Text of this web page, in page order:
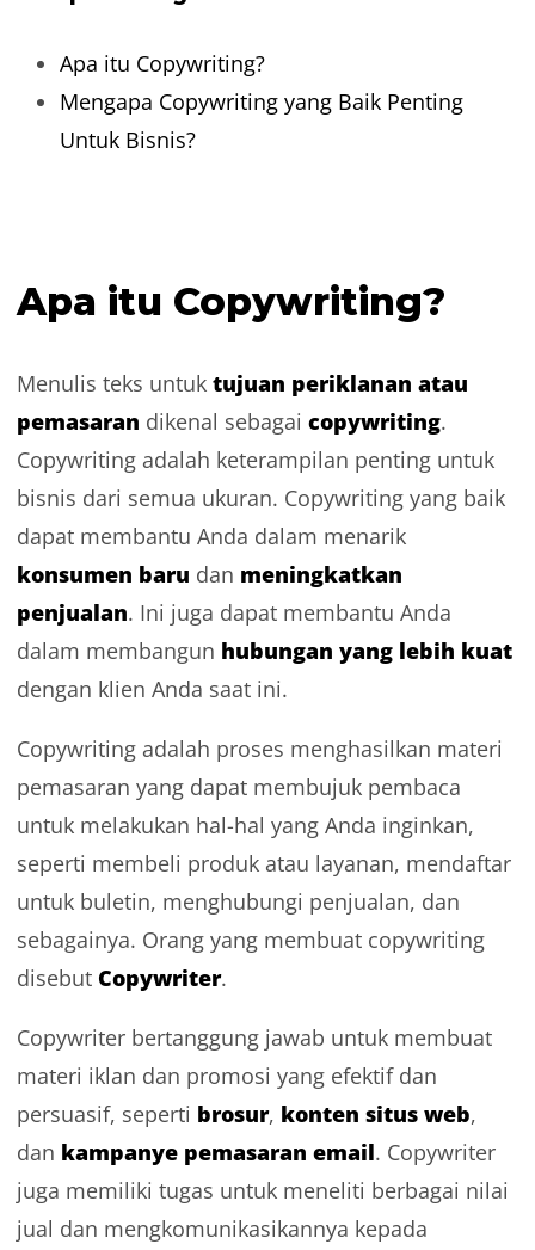
Apa itu Copywriting?
Mengapa Copywriting yang Baik Penting
Untuk Bisnis?
Apa itu Copywriting?
Menulis teks untuk tujuan periklanan atau
pemasaran dikenal sebagai copywriting.
Copywriting adalah keterampilan penting untuk
bisnis dari semua ukuran. Copywriting yang baik
dapat membantu Anda dalam menarik
konsumen baru dan meningkatkan
penjualan. Ini juga dapat membantu Anda
dalam membangun hubungan yang lebih kuat
dengan klien Anda saat ini.
Copywriting adalah proses menghasilkan materi
pemasaran yang dapat membujuk pembaca
untuk melakukan hal-hal yang Anda inginkan,
seperti membeli produk atau layanan, mendaftar
untuk buletin, menghubungi penjualan, dan
sebagainya. Orang yang membuat copywriting
disebut Copywriter.
Copywriter bertanggung jawab untuk membuat
materi iklan dan promosi yang efektif dan
persuasif, seperti brosur, konten situs web,
dan kampanye pemasaran email. Copywriter
juga memiliki tugas untuk meneliti berbagai nilai
jual dan mengkomunikasikannya kepada